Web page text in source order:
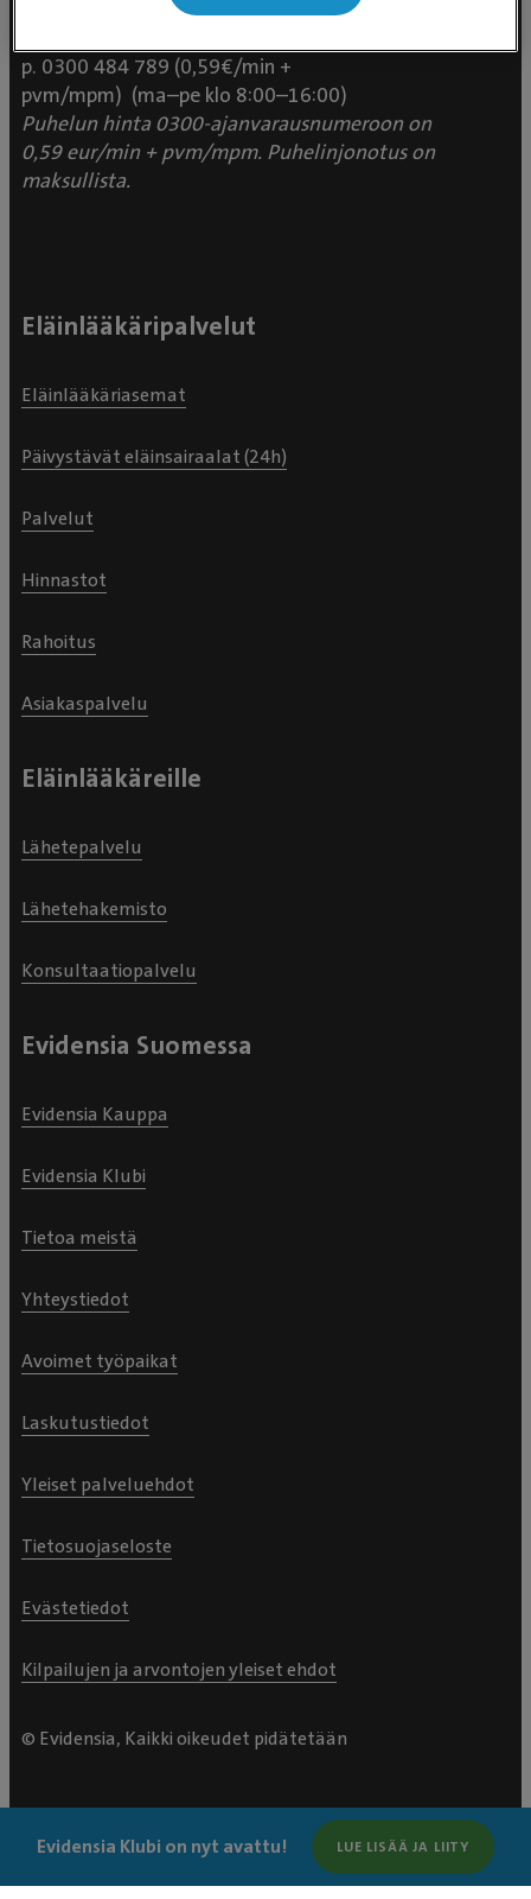
Evidensia Klubi on nyt avattu! LUE LISÄÄ JA LIITY
p. 0300 484 789 (0,59€/min +
pvm/mpm) (ma–pe klo 8:00–16:00)
Puhelun hinta 0300-ajanvarausnumeroon on
0,59 eur/min + pvm/mpm. Puhelinjonotus on
maksullista.
Eläinlääkäripalvelut
Eläinlääkäriasemat
Päivystävät eläinsairaalat (24h)
Palvelut
Hinnastot
Rahoitus
Asiakaspalvelu
Eläinlääkäreille
Lähetepalvelu
Lähetehakemisto
Konsultaatiopalvelu
Evidensia Suomessa
Evidensia Kauppa
Evidensia Klubi
Tietoa meistä
Yhteystiedot
Avoimet työpaikat
Laskutustiedot
Yleiset palveluehdot
Tietosuojaseloste
Evästetiedot
Kilpailujen ja arvontojen yleiset ehdot
© Evidensia, Kaikki oikeudet pidätetään